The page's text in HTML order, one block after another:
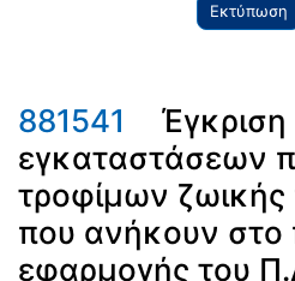
Εκτύπωση
881541
Έγκριση
εγκαταστάσεων
τροφίμων ζωικής
που ανήκουν στο
εφαρμογής του